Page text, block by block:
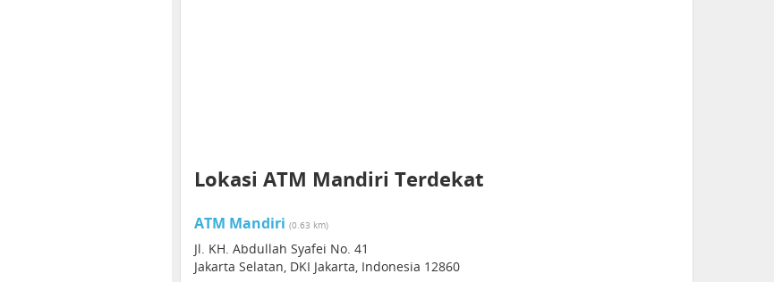
Lokasi ATM Mandiri Terdekat
ATM Mandiri (0.63 km)
Jl. KH. Abdullah Syafei No. 41
Jakarta Selatan, DKI Jakarta, Indonesia 12860